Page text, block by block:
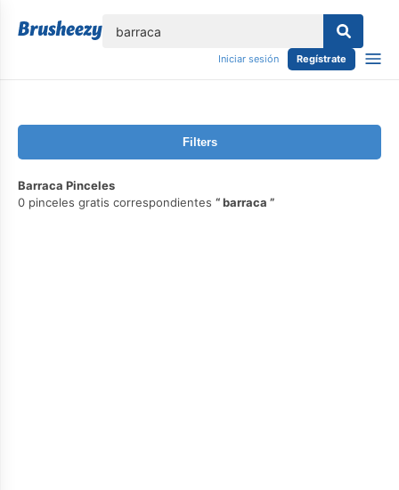
Iniciar sesión Regístrate
Filters
Barraca Pinceles
0 pinceles gratis correspondientes
barraca